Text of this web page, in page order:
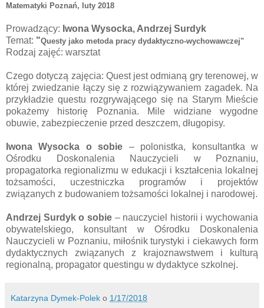
Matematyki Poznań, luty 2018
Prowadzący: Iwona Wysocka, Andrzej Surdyk
Temat: "Questy jako metoda pracy dydaktyczno-wychowawczej"
Rodzaj zajęć: warsztat
Czego dotyczą zajęcia: Quest jest odmianą gry terenowej, w
której zwiedzanie łączy się z rozwiązywaniem zagadek. Na
przykładzie questu rozgrywającego się na Starym Mieście
pokażemy historię Poznania. Mile widziane wygodne
obuwie, zabezpieczenie przed deszczem, długopisy.
Iwona Wysocka o sobie – polonistka, konsultantka w
Ośrodku Doskonalenia Nauczycieli w Poznaniu,
propagatorka regionalizmu w edukacji i kształcenia lokalnej
tożsamości, uczestniczka programów i projektów
związanych z budowaniem tożsamości lokalnej i narodowej.
Andrzej Surdyko sobie – nauczyciel historii i wychowania
obywatelskiego, konsultant w Ośrodku Doskonalenia
Nauczycieli w Poznaniu, miłośnik turystyki i ciekawych form
dydaktycznych związanych z krajoznawstwem i kulturą
regionalną, propagator questingu w dydaktyce szkolnej.
Katarzyna Dymek-Polek o 1/17/2018